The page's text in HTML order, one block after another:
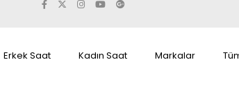
Erkek Saat Kadın Saat Markalar